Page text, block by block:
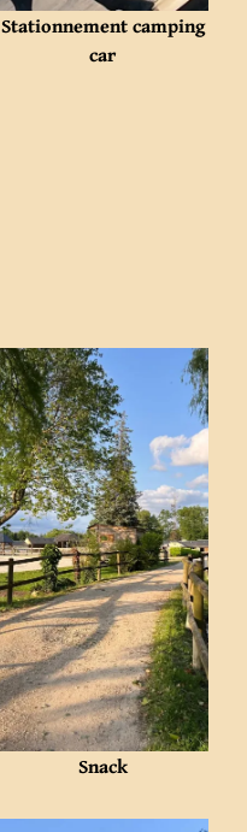
Stationnement camping
car
Snack